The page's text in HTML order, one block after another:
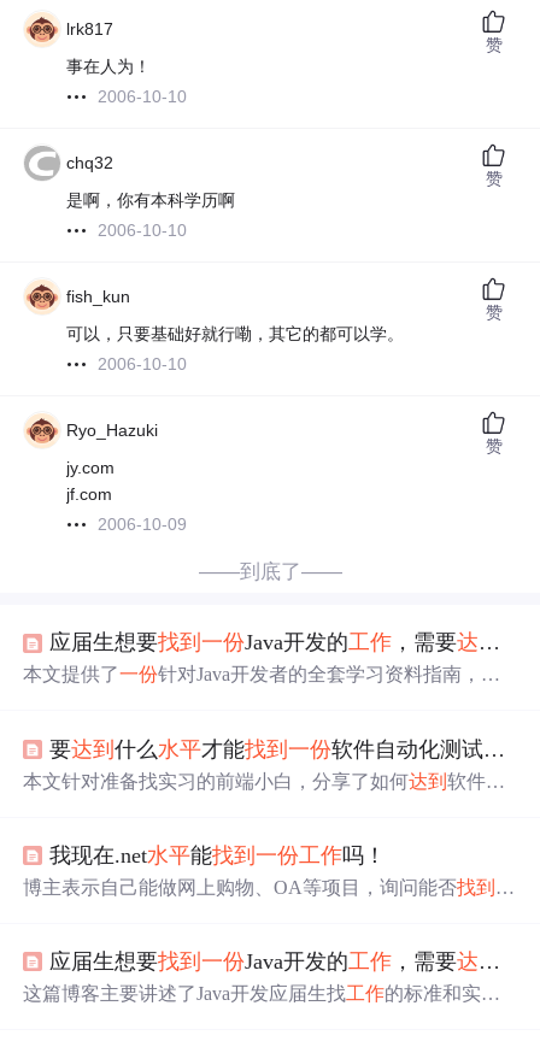
lrk817
事在人为！
2006-10-10
赞
chq32
是啊，你有本科学历啊
2006-10-10
赞
fish_kun
可以，只要基础好就行嘞，其它的都可以学。
2006-10-10
赞
Ryo_Hazuki
jy.com
jf.com
2006-10-09
赞
——到底了——
应届生想要找到一份Java开发的工作 ，需要达到
本文提供了一份针对Java开发者的全套学习资料指南，强
实习项目的经验分享。
要达到什么水平才能找到一份软件自动化测试的
本文针对准备找实习的前端小白，分享了如何达到软件自
性。还提供了一份详尽的软件测试工程师知识架构体系
图，涵盖了Linux、Shell脚本、互联网程序原理、数据库、
助初学者构建全面的技术体系。
我现在.net水平能找到一份工作吗！
博主表示自己能做网上购物、OA等项目，询问能否找到 工
应届生想要找到一份Java开发的工作 ，需要达到
这篇博客主要讲述了Java开发应届生找工作的标准和实际